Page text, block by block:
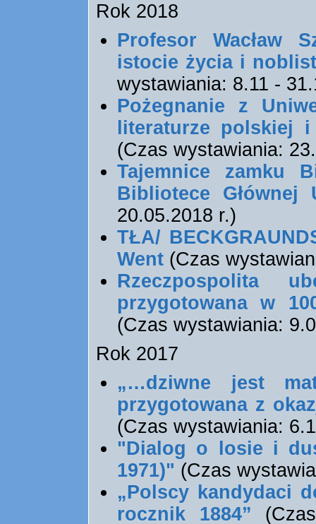
Rok 2018
Profesor Wacław
istocie życia i
wystawiania: 8.11 -
Pożegnanie z
literaturze polskiej
(Czas wystawiania:
Tajemnice zamku
Bibliotece Głównej
20.05.2018 r.)
TŁA/
Went (Czas
Rzeczpospolita
przygotowana w
(Czas wystawiania:
Rok 2017
„…dziwne jest
przygotowana z
(Czas wystawiania:
"Dialog o losie i
1971)" (Czas
„Polscy kandydaci
rocznik 1884”